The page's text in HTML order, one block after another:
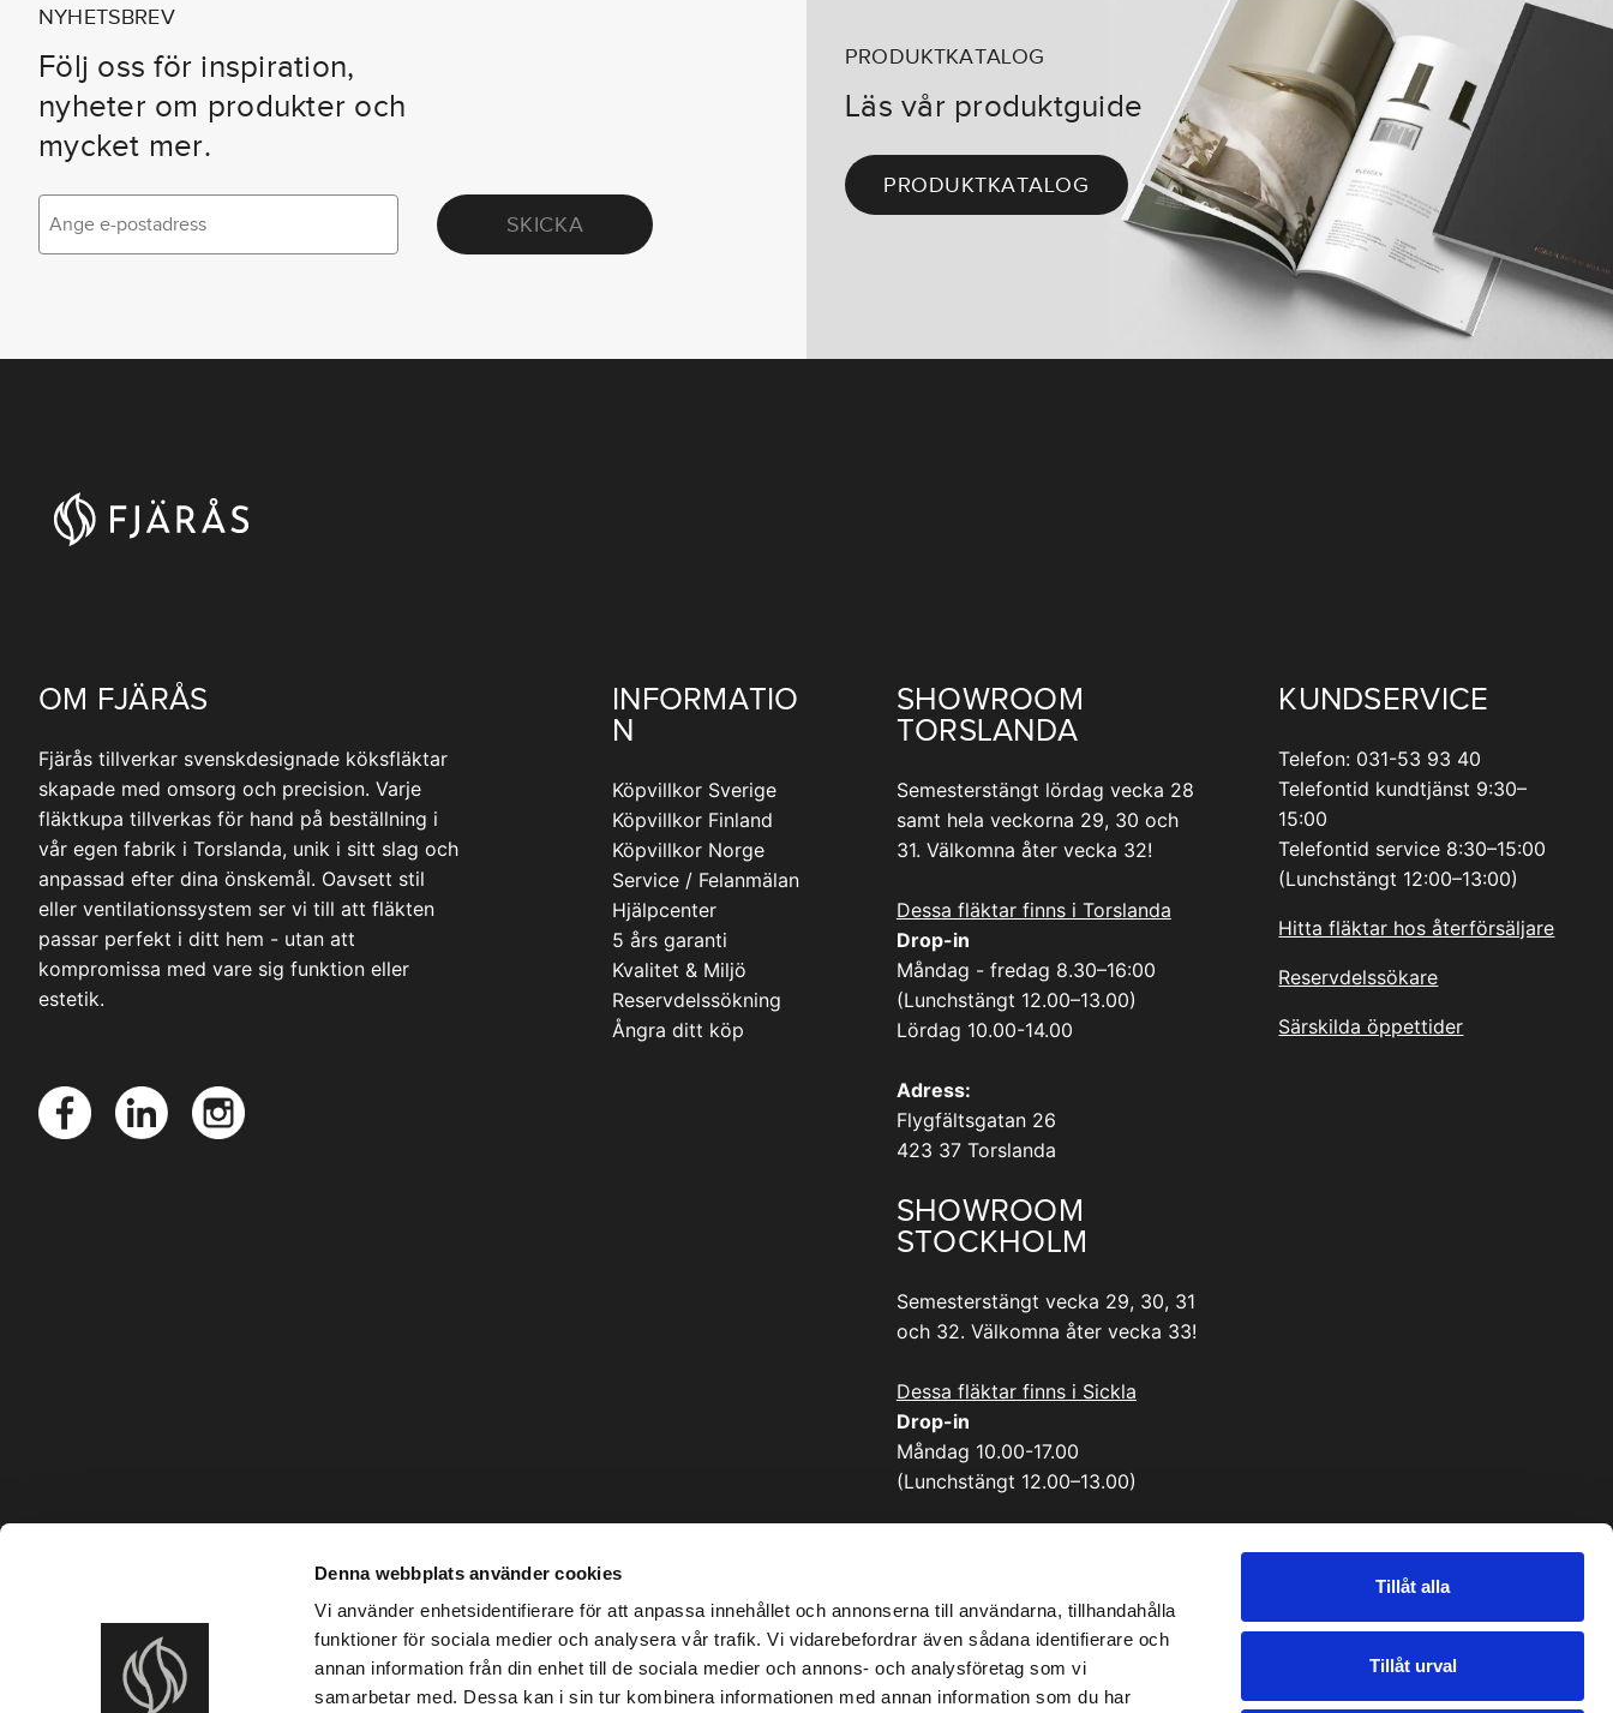
Denna webbplats använder cookies
Vi använder enhetsidentifierare för att anpassa innehållet och annonserna till användarna, tillhandahålla
funktioner för sociala medier och analysera vår trafik. Vi vidarebefordrar även sådana identifierare och
annan information från din enhet till de sociala medier och annons- och analysföretag som vi
samarbetar med. Dessa kan i sin tur kombinera informationen med annan information som du har
Tillåt alla
Tillåt urval
NYHETSBREV
Följ oss för inspiration,
nyheter om produkter och
mycket mer.
SKICKA
PRODUKTKATALOG
Läs vår produktguide
PRODUKTKATALOG
OM FJÄRÅS
Fjärås tillverkar svenskdesignade köksfläktar
skapade med omsorg och precision. Varje
fläktkupa tillverkas för hand på beställning i
vår egen fabrik i Torslanda, unik i sitt slag och
anpassad efter dina önskemål. Oavsett stil
eller ventilationssystem ser vi till att fläkten
passar perfekt i ditt hem - utan att
kompromissa med vare sig funktion eller
estetik.
INFORMATIO
N
Köpvillkor Sverige
Köpvillkor Finland
Köpvillkor Norge
Service / Felanmälan
Hjälpcenter
5 års garanti
Kvalitet & Miljö
Reservdelssökning
Ångra ditt köp
SHOWROOM
TORSLANDA
Semesterstängt lördag vecka 28
samt hela veckorna 29, 30 och
31. Välkomna åter vecka 32!
Dessa fläktar finns i Torslanda
Drop-in
Måndag - fredag 8.30–16:00
(Lunchstängt 12.00–13.00)
Lördag 10.00-14.00
Adress:
Flygfältsgatan 26
423 37 Torslanda
SHOWROOM
STOCKHOLM
Semesterstängt vecka 29, 30, 31
och 32. Välkomna åter vecka 33!
Dessa fläktar finns i Sickla
Drop-in
Måndag 10.00-17.00
(Lunchstängt 12.00–13.00)
131 55 Nacka
KUNDSERVICE
Telefon: 031-53 93 40
Telefontid kundtjänst 9:30–
15:00
Telefontid service 8:30–15:00
(Lunchstängt 12:00–13:00)
Hitta fläktar hos återförsäljare
Reservdelssökare
Särskilda öppettider